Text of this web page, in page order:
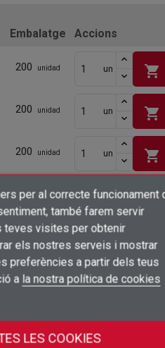
de desitjos×
add_circle_outline
llista nova
desitjos ×
una llista de desitjos
a la vostra llista de desitjos.
per al correcte funcionament
també farem servir
teves visites per obtenir
els nostres serveis i mostrar
preferències a partir dels teus
a la nostra política de cookies
LES COOKIES
Embalatge Accions
200 unidad un shopping_cart
200 unidad un shopping_cart
200 unidad un shopping_cart
200 unidad un shopping_cart
200 shopping_cart
100 unidad un shopping_cart
100 unidad un shopping_cart